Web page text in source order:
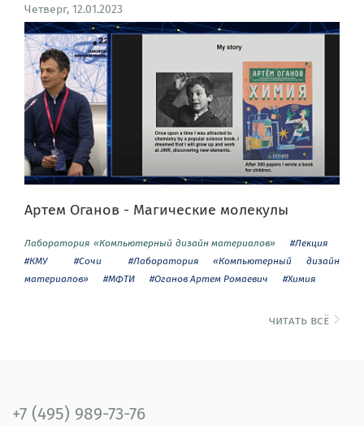
Четверг, 12.01.2023
Артем Оганов - Магические молекулы
Лаборатория «Компьютерный дизайн материалов»
#Лекция
#КМУ
#Сочи
#Лаборатория «Компьютерный дизайн
материалов»
#МФТИ #Оганов Артем Ромаевич #Химия
читать всё
+7 (495) 989-73-76